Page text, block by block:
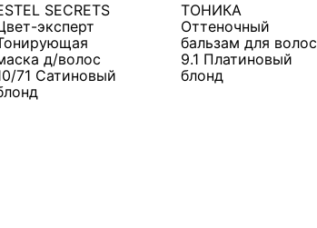
SECRETS
эксперт
д/волос
71 Сатиновый
ТОНИКА
Оттеночный
бальзам для волос
9.1 Платиновый
блонд